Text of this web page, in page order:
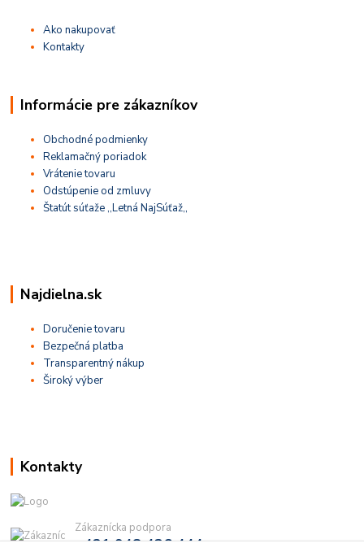
Ako nakupovať
Kontakty
Informácie pre zákazníkov
Obchodné podmienky
Reklamačný poriadok
Vrátenie tovaru
Odstúpenie od zmluvy
Štatút súťaže ,,Letná NajSúťaž,,
Najdielna.sk
Doručenie tovaru
Bezpečná platba
Transparentný nákup
Široký výber
Kontakty
Zákaznícka podpora
+421 948 436 444